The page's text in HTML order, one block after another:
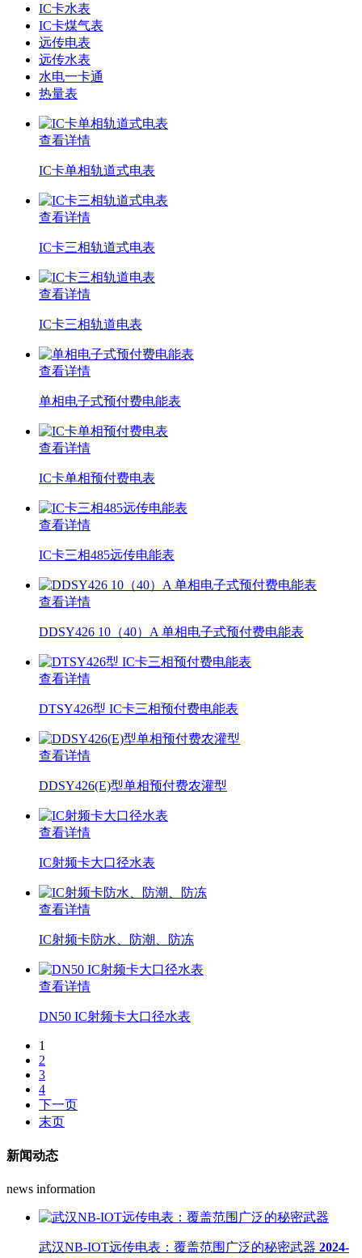
IC卡水表
IC卡煤气表
远传电表
远传水表
水电一卡通
热量表
查看详情
IC卡单相轨道式电表
查看详情
IC卡三相轨道式电表
查看详情
IC卡三相轨道电表
查看详情
单相电子式预付费电能表
查看详情
IC卡单相预付费电表
查看详情
IC卡三相485远传电能表
查看详情
DDSY426 10（40）A 单相电子式预付费电能表
查看详情
DTSY426型 IC卡三相预付费电能表
查看详情
DDSY426(E)型单相预付费农灌型
查看详情
IC射频卡大口径水表
查看详情
IC射频卡防水、防潮、防冻
查看详情
DN50 IC射频卡大口径水表
1
2
3
4
下一页
末页
新闻动态
news information
武汉NB-IOT远传电表：覆盖范围广泛的秘密武器 2024-